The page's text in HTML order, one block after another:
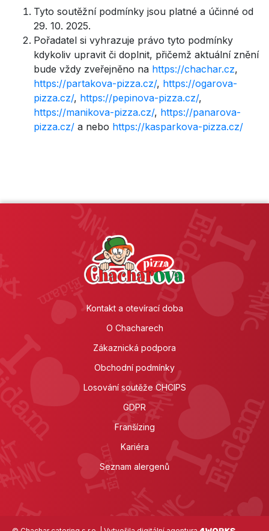
Tyto soutěžní podmínky jsou platné a účinné od
29. 10. 2025.
Pořadatel si vyhrazuje právo tyto podmínky
kdykoliv upravit či doplnit, přičemž aktuální znění
bude vždy zveřejněno na https://chachar.cz,
https://partakova-pizza.cz/, https://ogarova-
pizza.cz/, https://pepinova-pizza.cz/,
https://manikova-pizza.cz/, https://panarova-
pizza.cz/ a nebo https://kasparkova-pizza.cz/
Kontakt a otevírací doba
O Chacharech
Zákaznická podpora
Obchodní podmínky
Losování soutěže CHCIPS
GDPR
Franšízing
Kariéra
Seznam alergenů